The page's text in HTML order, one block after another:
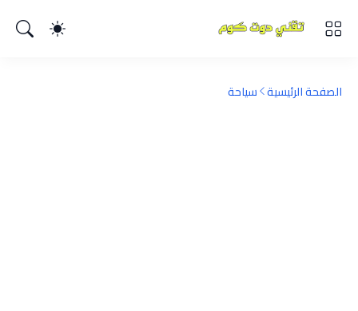
الصفحة الرئيسية سياحة